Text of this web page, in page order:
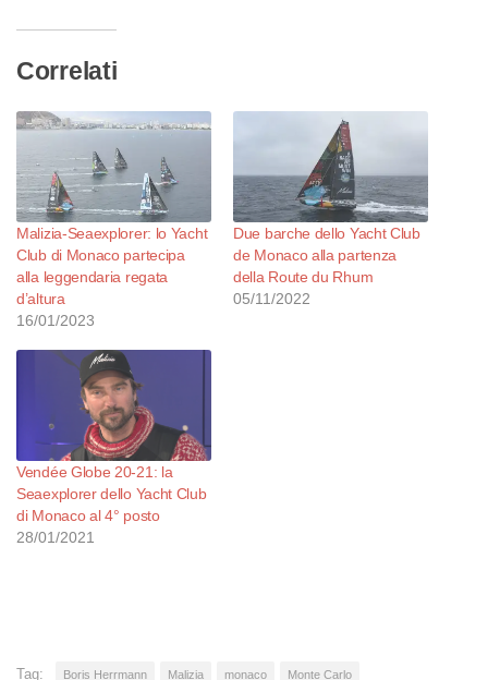
Correlati
Malizia-Seaexplorer: lo Yacht
Club di Monaco partecipa
alla leggendaria regata
d’altura
16/01/2023
Due barche dello Yacht Club
de Monaco alla partenza
della Route du Rhum
05/11/2022
Vendée Globe 20-21: la
Seaexplorer dello Yacht Club
di Monaco al 4° posto
28/01/2021
Tag: Boris Herrmann Malizia monaco Monte Carlo